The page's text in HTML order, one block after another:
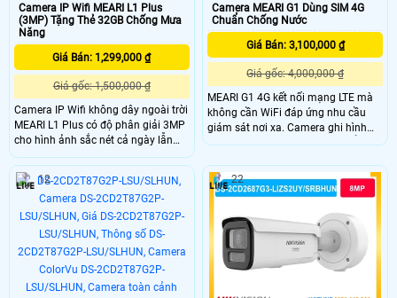
Camera IP Wifi MEARI L1 Plus
(3MP) Tặng Thẻ 32GB Chống Mưa
Năng
Giá Bán: 1,299,000 ₫
Giá gốc: 1,500,000 ₫
Camera IP Wifi không dây ngoài trời
MEARI L1 Plus có độ phân giải 3MP
cho hình ảnh sắc nét cả ngày lẫn
đêm với hồng ngoại 30m và đèn trợ
sáng ban đêm có màu trong phạm
vi 20m. Camera hỗ trợ đàm thoại 2
chiều, khe thẻ nhớ lên đến 256GB và
còi hú báo động tiện lợi. Với chuẩn
chống nước IP66, camera hoạt động
bền bỉ trong mọi điều kiện thời tiết.
Camera MEARI G1 Dùng SIM 4G
Chuẩn Chống Nước
Giá Bán: 3,100,000 ₫
Giá gốc: 4,000,000 ₫
MEARI G1 4G kết nối mạng LTE mà
không cần WiFi đáp ứng nhu cầu
giám sát nơi xa. Camera ghi hình
3MP (2304×1296) với điều khiển
-90° đến 30°). Ban đêm vẫn hiển thị
màu nhờ LED tích hợp, có khả năng
mic và loa Lưu trữ qua thẻ nhớ tối
đa 256GB hoặc sao lưu đám mây.
Tặng ngay SIM 4G sử dụng 1 năm
12 22